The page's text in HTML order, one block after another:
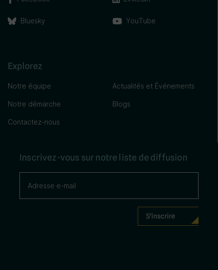
Bluesky YouTube
Explorez
Notre équipe
Notre démarche
Contactez-nous
Actualités et Événements
Blogs
Inscrivez-vous sur notre liste de diffusion